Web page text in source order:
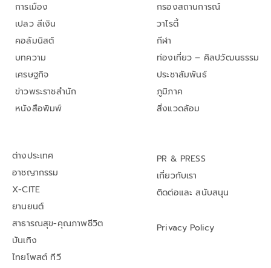
การเมือง
เปลว สีเงิน
คอลัมนิสต์
บทความ
เศรษฐกิจ
ข่าวพระราชสำนัก
หนังสือพิมพ์
กรองสถานการณ์
วาไรตี้
กีฬา
ท่องเที่ยว – ศิลปวัฒนธรรม
ประชาสัมพันธ์
ภูมิภาค
สิ่งแวดล้อม
ต่างประเทศ
อาชญากรรม
X-CITE
ยานยนต์
สาธารณสุข-คุณภาพชีวิต
บันเทิง
ไทยโพสต์ ทีวี
PR & PRESS
เกี่ยวกับเรา
ติดต่อและ สนับสนุน
Privacy Policy